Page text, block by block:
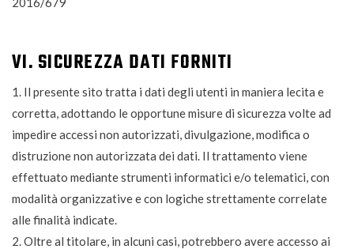
VI. SICUREZZA DATI FORNITI
1. Il presente sito tratta i dati degli utenti in maniera lecita e
corretta, adottando le opportune misure di sicurezza volte ad
impedire accessi non autorizzati, divulgazione, modifica o
distruzione non autorizzata dei dati. Il trattamento viene
effettuato mediante strumenti informatici e/o telematici, con
modalità organizzative e con logiche strettamente correlate
alle finalità indicate.
2. Oltre al titolare, in alcuni casi, potrebbero avere accesso ai